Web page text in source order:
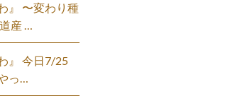
』 〜変わり種
産 …
』 今日7/25
っ…